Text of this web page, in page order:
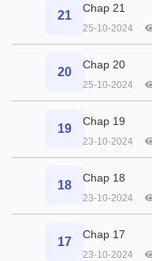
21
Chap 21
25-10-2024
20
Chap 20
25-10-2024
19
Chap 19
23-10-2024
18
Chap 18
23-10-2024
17
Chap 17
23-10-2024